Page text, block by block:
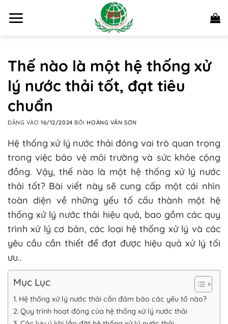
qua
Thế nào là một hệ thống xử
lý nước thải tốt, đạt tiêu
chuẩn
ĐĂNG VÀO16/12/2024 BỞI HOÀNG VĂN SƠN
Hệ thống xử lý nước thải đóng vai trò quan trọng
trong việc bảo vệ môi trường và sức khỏe cộng
đồng. Vậy, thế nào là một hệ thống xử lý nước
thải tốt? Bài viết này sẽ cung cấp một cái nhìn
toàn diện về những yếu tố cấu thành một hệ
thống xử lý nước thải hiệu quả, bao gồm các quy
trình xử lý cơ bản, các loại hệ thống xử lý và các
yêu cầu cần thiết để đạt được hiệu quả xử lý tối
ưu..
Mục Lục
Hệ thống xử lý nước thải cần đảm bảo các yếu tố nào?
Quy trình hoạt động của hệ thống xử lý nước thải